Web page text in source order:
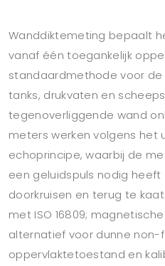
Wanddiktemeting bepaalt
vanaf één toegankelijk
standaardmethode voor de
tanks, drukvaten en
tegenoverliggende wand
meters werken volgens het
echoprincipe, waarbij de
een geluidspuls nodig
doorkruisen en terug te
met ISO 16809;
alternatief voor dunne non-
oppervlaktetoestand en